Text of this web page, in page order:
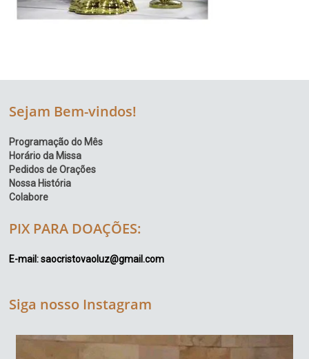
Sejam Bem-vindos!
Programação do Mês
Horário da Missa
Pedidos de Orações
Nossa História
Colabore
PIX PARA DOAÇÕES:
E-mail: saocristovaoluz@gmail.com
Siga nosso Instagram